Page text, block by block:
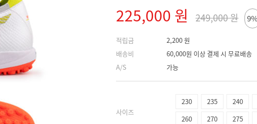
225,000 원 249,000 원
적립금
배송비
A/S
2,200 원
60,000원 이상 결제 시 무료배송
가능
사이즈
230 235 240
260
270 275